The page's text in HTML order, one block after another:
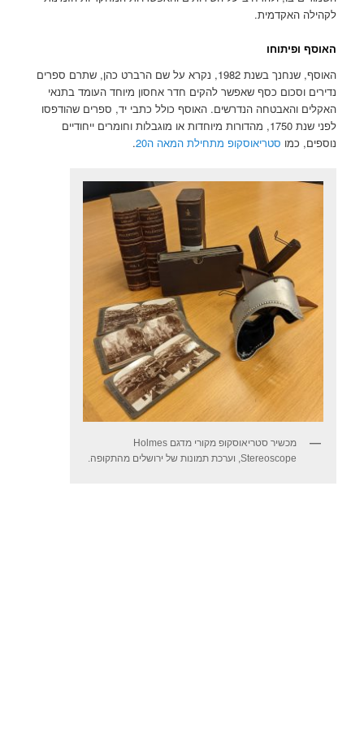
לקהילה האקדמית.
האוסף ופיתוחו
האוסף, שנחנך בשנת 1982, נקרא על שם הרברט כהן, שתרם ספרים
נדירים וסכום כסף שאפשר להקים חדר אחסון מיוחד העומד בתנאי
האקלים והאבטחה הנדרשים. האוסף כולל כתבי יד, ספרים שהודפסו
לפני שנת 1750, מהדורות מיוחדות או מוגבלות וחומרים ייחודיים
נוספים, כמו סטריאוסקופ מתחילת המאה ה20 .
מכשיר סטריאוסקופ מקורי מדגם Holmes
Stereoscope, וערכת תמונות של ירושלים מהתקופה.